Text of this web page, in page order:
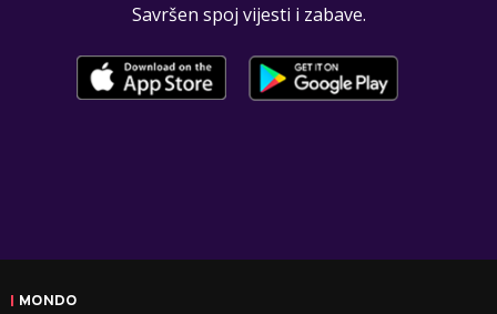
Savršen spoj vijesti i zabave.
MONDO